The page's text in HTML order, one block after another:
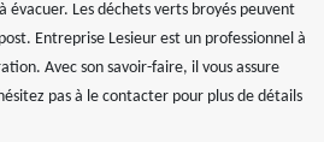
évacuer. Les déchets verts broyés peuvent
Entreprise Lesieur est un professionnel à
Avec son savoir-faire, il vous assure
pas à le contacter pour plus de détails